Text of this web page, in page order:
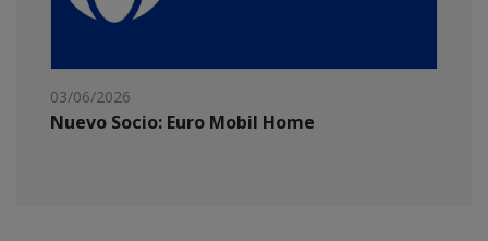
03/06/2026
Nuevo Socio: Euro Mobil Home